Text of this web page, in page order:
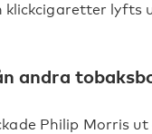
lyfts
andra
Philip Morris